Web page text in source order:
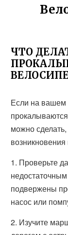
ЧТО
Если на вашем
можно
1. Проверьте
подвержены
насос или
2. Изучите